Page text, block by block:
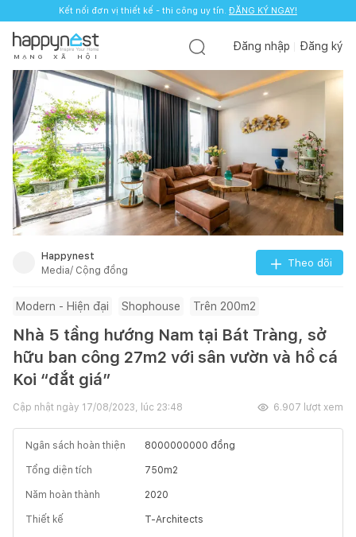
Kết nối đơn vị thiết kế - thi công uy tín. ĐĂNG KÝ NGAY!
M Ạ N G X Ã H Ộ I
Đăng nhập Đăng ký
Happynest
Media/ Cộng đồng
Theo dõi
Modern - Hiện đại Shophouse Trên 200m2
Nhà 5 tầng hướng Nam tại Bát Tràng, sở
hữu ban công 27m2 với sân vườn và hồ cá
Koi “đắt giá”
Cập nhật ngày 17/08/2023, lúc 23:48 6.907 lượt xem
Ngân sách hoàn thiện 8000000000 đồng
Tổng diện tích 750m2
Năm hoàn thành 2020
Thiết kế T-Architects